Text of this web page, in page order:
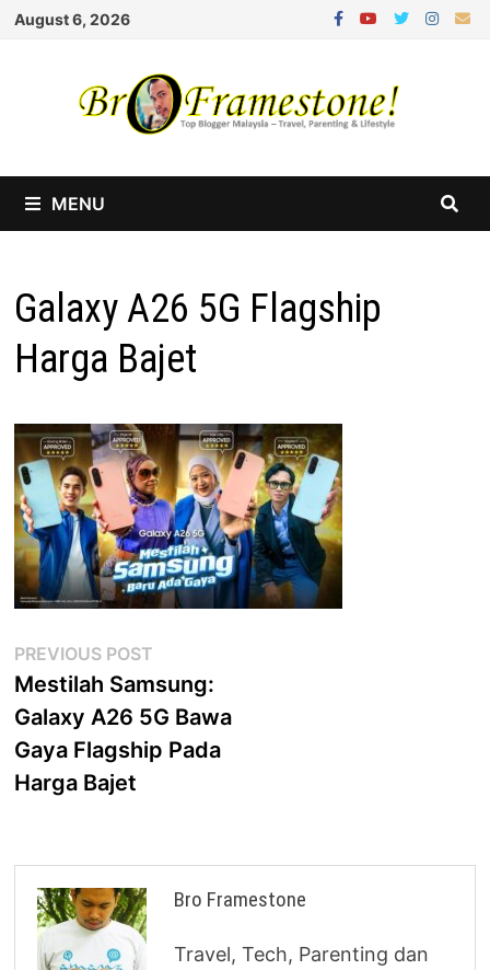
Skip
August 6, 2026
MENU
Galaxy A26 5G Flagship
Harga Bajet
Post
navigation
PREVIOUS POST
post:
Mestilah Samsung:
Galaxy A26 5G Bawa
Gaya Flagship Pada
Harga Bajet
Bro Framestone
Travel, Tech, Parenting dan